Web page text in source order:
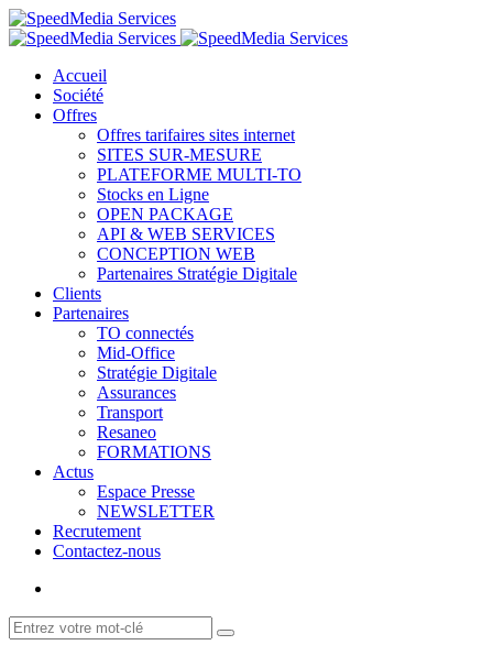
Accueil
Société
Offres
Offres tarifaires sites internet
SITES SUR-MESURE
PLATEFORME MULTI-TO
Stocks en Ligne
OPEN PACKAGE
API & WEB SERVICES
CONCEPTION WEB
Partenaires Stratégie Digitale
Clients
Partenaires
TO connectés
Mid-Office
Stratégie Digitale
Assurances
Transport
Resaneo
FORMATIONS
Actus
Espace Presse
NEWSLETTER
Recrutement
Contactez-nous